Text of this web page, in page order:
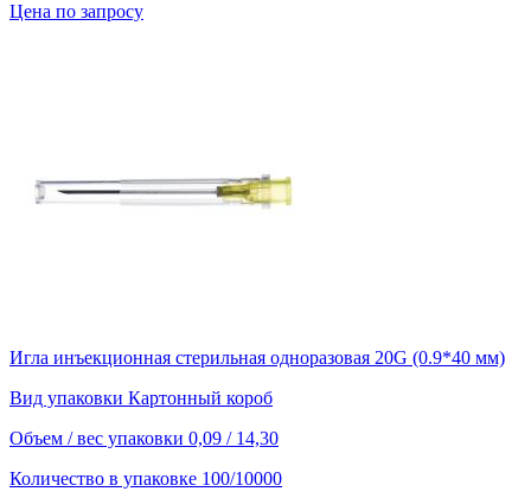
Цена по запросу
Игла инъекционная стерильная одноразовая 20G (0.9*40 мм)
Вид упаковки Картонный короб
Объем / вес упаковки 0,09 / 14,30
Количество в упаковке 100/10000